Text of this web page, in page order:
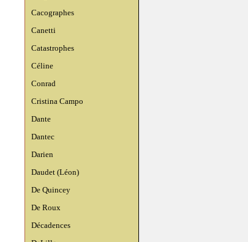
Cacographes
Canetti
Catastrophes
Céline
Conrad
Cristina Campo
Dante
Dantec
Darien
Daudet (Léon)
De Quincey
De Roux
Décadences